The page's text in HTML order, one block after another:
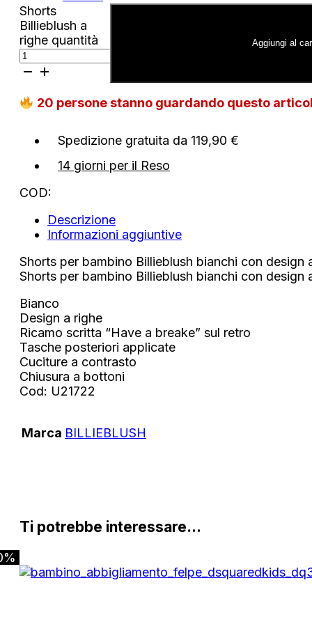
Shorts
Billieblush a
righe quantità
Aggiungi al
20 persone stanno guardando questo
Spedizione gratuita da 119,90 €
14 giorni per il Reso
COD:
Descrizione
Informazioni aggiuntive
Shorts per bambino Billieblush bianchi con design
Shorts per bambino Billieblush bianchi con design
Bianco
Design a righe
Ricamo scritta “Have a breake” sul retro
Tasche posteriori applicate
Cuciture a contrasto
Chiusura a bottoni
Cod: U21722
Marca BILLIEBLUSH
Ti potrebbe interessare…